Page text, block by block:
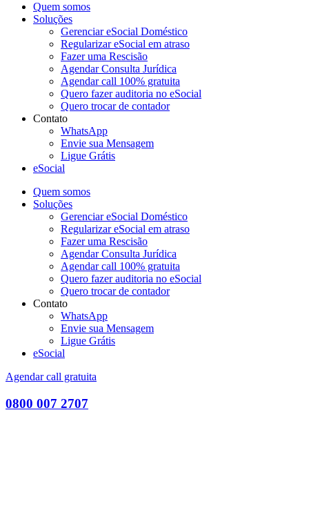
Quem somos
Soluções
Gerenciar eSocial Doméstico
Regularizar eSocial em atraso
Fazer uma Rescisão
Agendar Consulta Jurídica
Agendar call 100% gratuita
Quero fazer auditoria no eSocial
Quero trocar de contador
Contato
WhatsApp
Envie sua Mensagem
Ligue Grátis
eSocial
Quem somos
Soluções
Gerenciar eSocial Doméstico
Regularizar eSocial em atraso
Fazer uma Rescisão
Agendar Consulta Jurídica
Agendar call 100% gratuita
Quero fazer auditoria no eSocial
Quero trocar de contador
Contato
WhatsApp
Envie sua Mensagem
Ligue Grátis
eSocial
Agendar call gratuita
0800 007 2707